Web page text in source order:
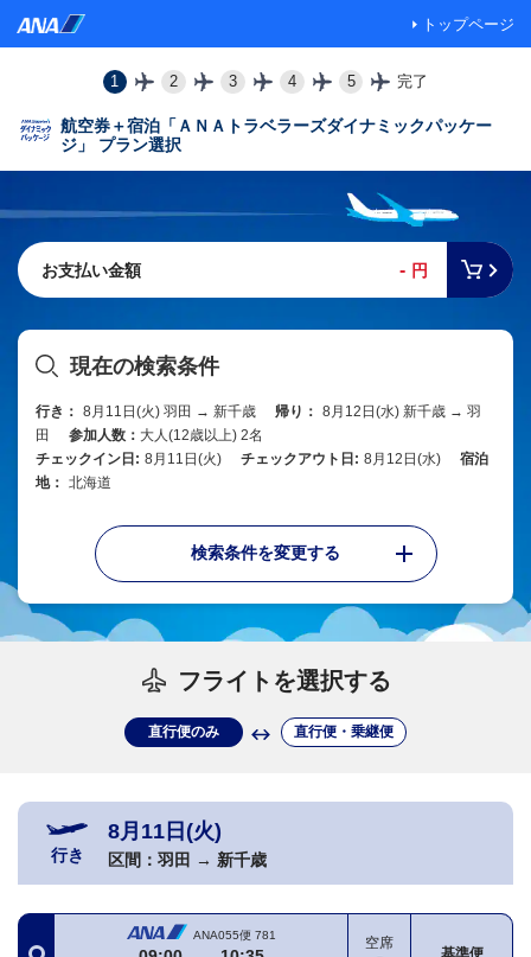
トップページ
1 2 3 4 5 完了
航空券＋宿泊「ＡＮＡトラベラーズダイナミックパッケー
ジ」 プラン選択
お支払い金額 - 円
現在の検索条件
行き： 8月11日(火) 羽田 → 新千歳 帰り： 8月12日(水) 新千歳 → 羽
田
参加人数： 大人(12歳以上) 2名
チェックイン日: 8月11日(火) チェックアウト日: 8月12日(水)
宿泊
地： 北海道
検索条件を変更する
フライトを選択する
直行便のみ 直行便・乗継便
行き
8月11日(火)
区間： 羽田 → 新千歳
ANA055便 781 空席